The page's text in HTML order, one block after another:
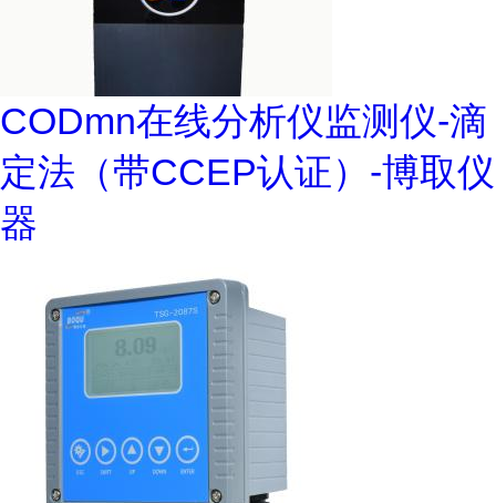
CODmn在线分析仪监测仪-滴
定法（带CCEP认证）-博取仪
器